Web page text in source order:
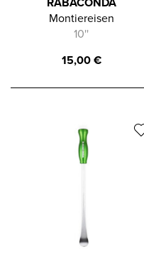
Montiereisen
10''
15,00€